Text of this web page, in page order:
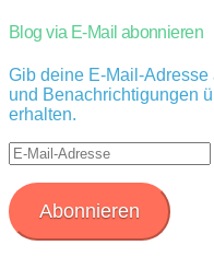
Blog via E-Mail abonnieren
Gib deine E-Mail-
und Benachrichtigungen
erhalten.
E-
Mail-
Adresse
Abonnieren